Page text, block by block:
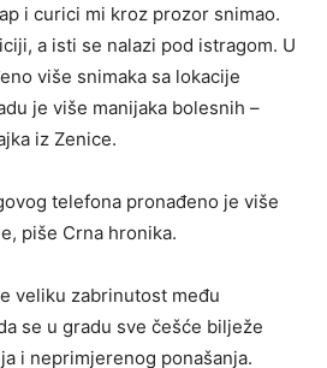
i curici mi kroz prozor snimao.
a isti se nalazi pod istragom. U
više snimaka sa lokacije
je više manijaka bolesnih –
iz Zenice.
telefona pronađeno je više
piše Crna hronika.
veliku zabrinutost među
se u gradu sve češće bilježe
i neprimjerenog ponašanja.